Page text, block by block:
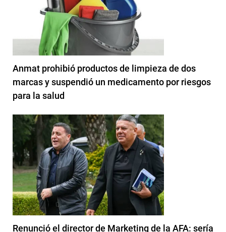
Anmat prohibió productos de limpieza de dos
marcas y suspendió un medicamento por riesgos
para la salud
Renunció el director de Marketing de la AFA: sería